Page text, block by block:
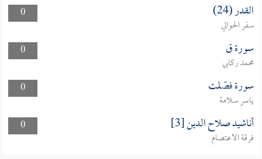
0
القدر (24)
سفر الحوالي
0
سورة ق
محمد ركابي
0
سورة فصّلت
ياسر سلامة
0
أناشيد صلاح الدين [3]
فرقة الاعتصام